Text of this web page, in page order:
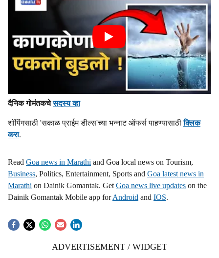
दैनिक गोमंतकचेसदस्य व्हा
शॉपिंगसाठी 'सकाळ प्राईम डील्स'च्या भन्नाट ऑफर्स पाहण्यासाठीक्लिक
करा.
Read Goa news in Marathi and Goa local news on Tourism,
Business, Politics, Entertainment, Sports and Goa latest news in
Marathi on Dainik Gomantak. Get Goa news live updates on the
Dainik Gomantak Mobile app forAndroid and IOS.
ADVERTISEMENT / WIDGET